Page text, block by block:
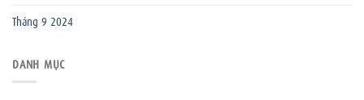
Tháng 9 2024
DANH MỤC